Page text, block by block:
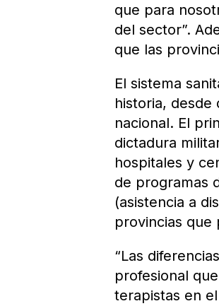
que para
del sector”.
que las
El sistema
historia,
nacional. El
dictadura
hospitales y
de programas
(asistencia a
provincias que
“Las
profesional
terapistas en